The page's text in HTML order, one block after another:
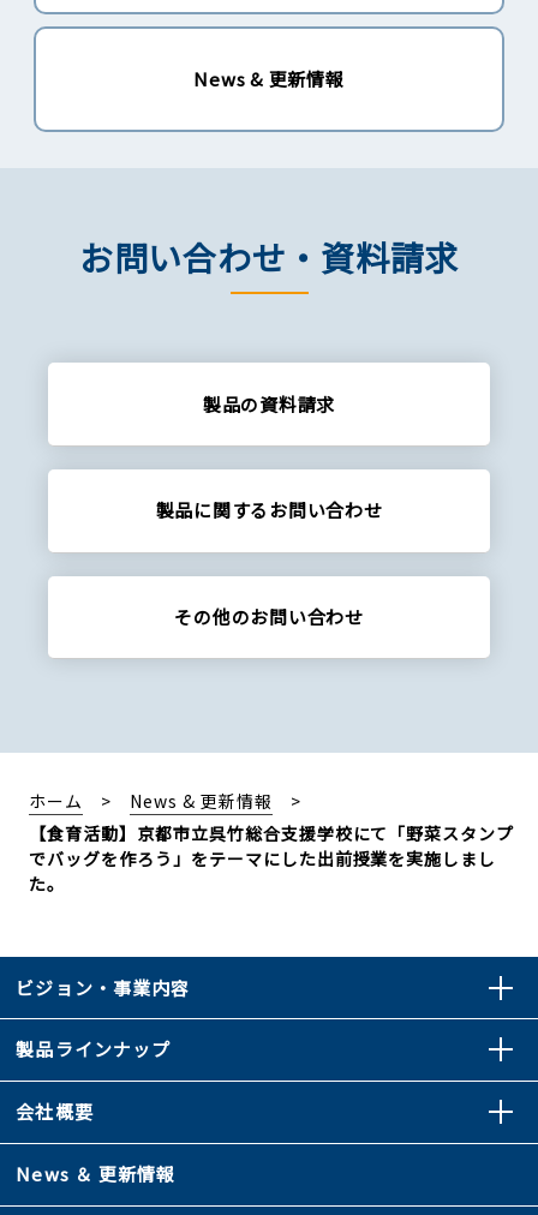
News & 更新情報
お問い合わせ・資料請求
製品の資料請求
製品に関するお問い合わせ
その他のお問い合わせ
ホーム
News & 更新情報
【食育活動】京都市立呉竹総合支援学校にて「野菜スタンプ
でバッグを作ろう」をテーマにした出前授業を実施しまし
た。
ビジョン・事業内容
製品ラインナップ
会社概要
News ＆ 更新情報